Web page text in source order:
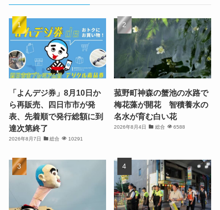
「よんデジ券」8月10日か
ら再販売、四日市市が発
表、先着順で発行総額に到
達次第終了
2026年8月7日 総合 10291
菰野町神森の蟹池の水路で
梅花藻が開花 智積養水の
名水が育む白い花
2026年8月4日 総合 6588